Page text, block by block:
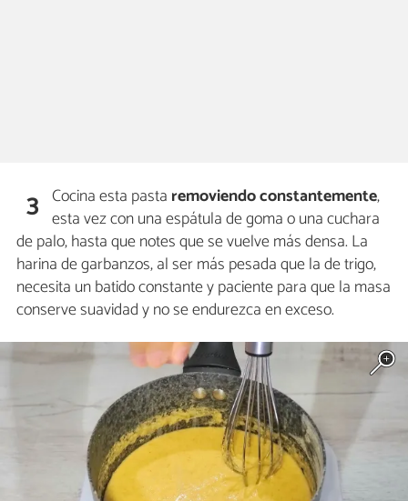
3 Cocina esta pasta removiendo constantemente,
esta vez con una espátula de goma o una cuchara
de palo, hasta que notes que se vuelve más densa. La
harina de garbanzos, al ser más pesada que la de trigo,
necesita un batido constante y paciente para que la masa
conserve suavidad y no se endurezca en exceso.